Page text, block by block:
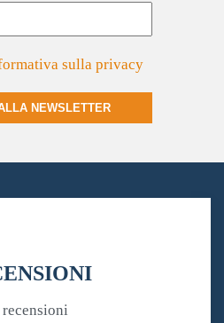
sulla privacy
NEWSLETTER
recensioni